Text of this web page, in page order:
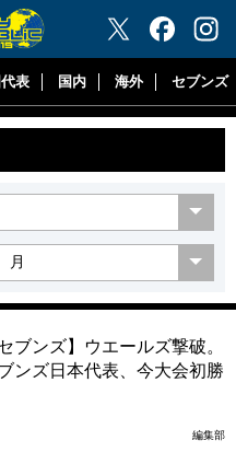
"ラグビーリパブリック"
表 国内 海外 セブンズ
ブンズ】ウエールズ撃破。
ンズ日本代表、今大会初勝
編集部